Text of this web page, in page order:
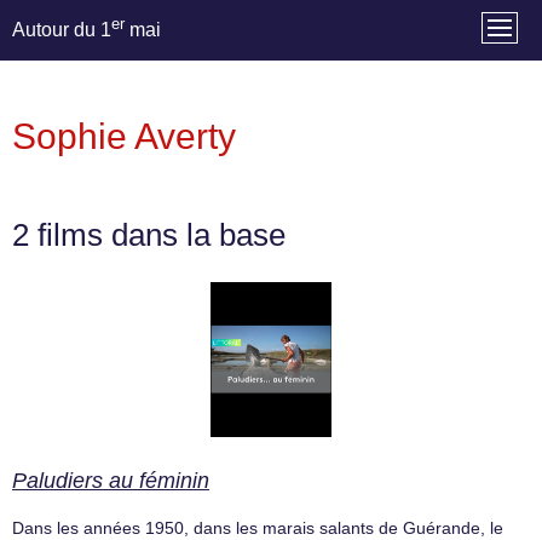
Autour du 1er mai
Sophie Averty
2 films dans la base
Paludiers au féminin
Dans les années 1950, dans les marais salants de Guérande, le